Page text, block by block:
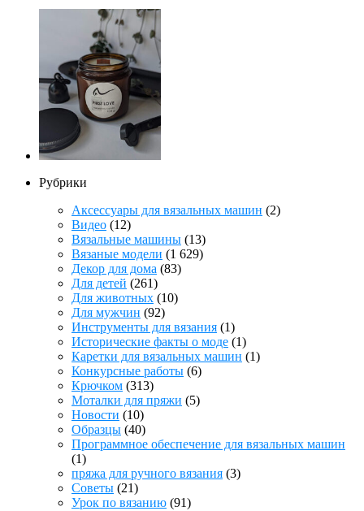
Рубрики
Аксессуары для вязальных машин (2)
Видео (12)
Вязальные машины (13)
Вязаные модели (1 629)
Декор для дома (83)
Для детей (261)
Для животных (10)
Для мужчин (92)
Инструменты для вязания (1)
Исторические факты о моде (1)
Каретки для вязальных машин (1)
Конкурсные работы (6)
Крючком (313)
Моталки для пряжи (5)
Новости (10)
Образцы (40)
Программное обеспечение для вязальных машин
(1)
пряжа для ручного вязания (3)
Советы (21)
Урок по вязанию (91)